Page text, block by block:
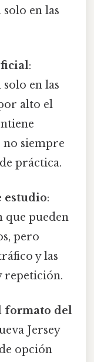
en las
:
en las
alto el
siempre
práctica.
estudio:
que pueden
pero
y las
repetición.
formato del
Jersey
opción